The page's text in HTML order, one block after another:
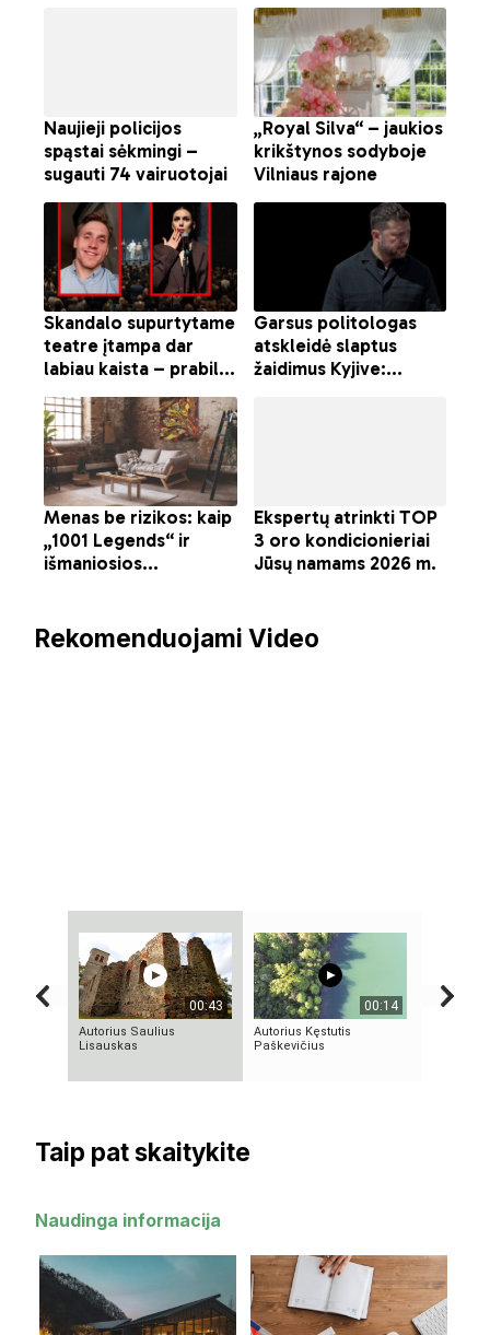
Rekomenduojami Video
00:43
Autorius Saulius
Lisauskas
00:14
Autorius Kęstutis
Paškevičius
Taip pat skaitykite
Naudinga informacija